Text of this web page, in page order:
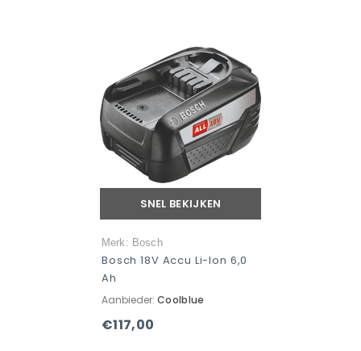
SNEL BEKIJKEN
Merk: Bosch
Bosch 18V Accu Li-Ion 6,0
Ah
Aanbieder: Coolblue
€117,00